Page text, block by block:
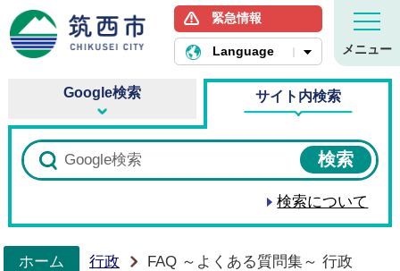
筑西市ホームページ
緊急情報
Language メニュー
Google検索 サイト内検索
検索について
ホーム
行政 FAQ ～よくある質問集～ 行政